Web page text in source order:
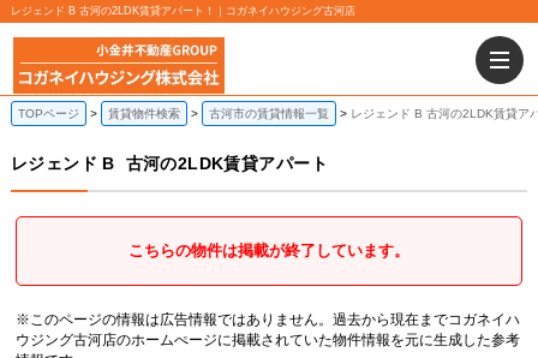
レジェンド B 古河の2LDK賃貸アパート！｜コガネイハウジング古河店
TOPページ 賃貸物件検索 古河市の賃貸情報一覧 レジェンド B 古河の2LDK賃貸ア
レジェンド B 古河の2LDK賃貸アパート
こちらの物件は掲載が終了しています。
※このページの情報は広告情報ではありません。過去から現在までコガネイハ
ウジング古河店のホームぺージに掲載されていた物件情報を元に生成した参考